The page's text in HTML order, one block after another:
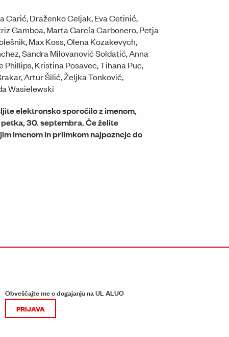
Carić, Draženko Celjak, Eva Cetinić,
Gamboa, Marta García Carbonero, Petja
Max Koss, Olena Kozakevych,
Sandra Milovanović Soldatić, Anna
Phillips, Kristina Posavec, Tihana Puc,
Artur Šilić, Željka Tonković,
Wasielewski
elektronsko sporočilo z imenom,
30. septembra. Če želite
imenom in priimkom najpozneje do
Obveščajte me o dogajanju na UL ALUO
PRIJAVA